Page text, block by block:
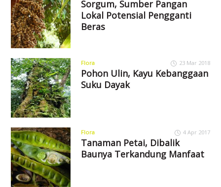
Sorgum, Sumber Pangan
Lokal Potensial Pengganti
Beras
Flora 23 Mar 2018
Pohon Ulin, Kayu Kebanggaan
Suku Dayak
Flora 4 Apr 2017
Tanaman Petai, Dibalik
Baunya Terkandung Manfaat